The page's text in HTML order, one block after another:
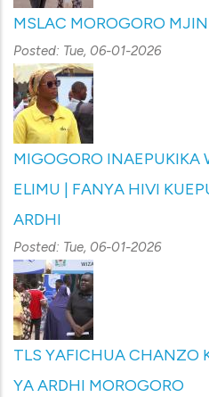
MSLAC MOROGORO
Posted: Tue, 06-01-2026
MIGOGORO
ELIMU | FANYA HIVI
ARDHI
Posted: Tue, 06-01-2026
TLS YAFICHUA CHANZO
YA ARDHI MOROGORO